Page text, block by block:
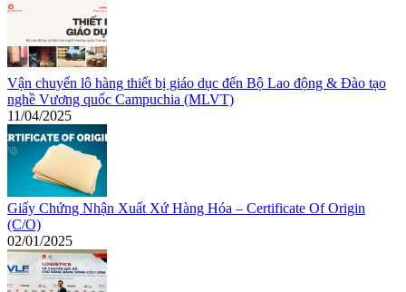
Vận chuyển lô hàng thiết bị giáo dục đến Bộ Lao động & Đào tạo
nghề Vương quốc Campuchia (MLVT)
11/04/2025
Giấy Chứng Nhận Xuất Xứ Hàng Hóa – Certificate Of Origin
(C/O)
02/01/2025